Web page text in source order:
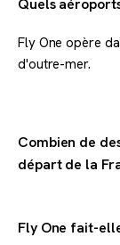
Quels
Fly One opère
d'outre-mer.
Combien de
départ de la
France.
Fly One fait-